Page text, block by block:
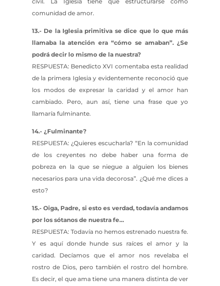
comunidad de amor.
13.- De la Iglesia primitiva se dice que lo que más
llamaba la atención era “cómo se amaban”. ¿Se
podrá decir lo mismo de la nuestra?
RESPUESTA: Benedicto XVI comentaba esta realidad
de la primera Iglesia y evidentemente reconoció que
los modos de expresar la caridad y el amor han
cambiado. Pero, aun así, tiene una frase que yo
llamaría fulminante.
14.- ¿Fulminante?
RESPUESTA: ¿Quieres escucharla? “En la comunidad
de los creyentes no debe haber una forma de
pobreza en la que se niegue a alguien los bienes
necesarios para una vida decorosa”. ¿Qué me dices a
esto?
15.- Oiga, Padre, si esto es verdad, todavía andamos
por los sótanos de nuestra fe…
RESPUESTA: Todavía no hemos estrenado nuestra fe.
Y es aquí donde hunde sus raíces el amor y la
caridad. Decíamos que el amor nos revelaba el
rostro de Dios, pero también el rostro del hombre.
Es decir, el que ama tiene una manera distinta de ver